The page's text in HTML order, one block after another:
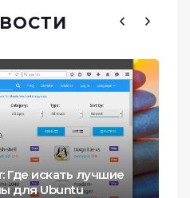
Где искать лучшие
для Ubuntu